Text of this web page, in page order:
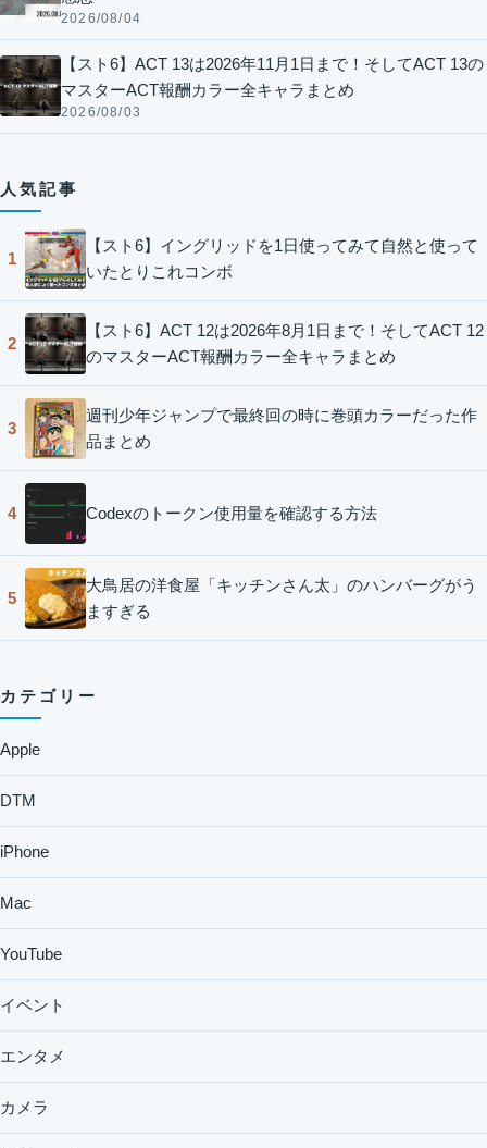
2026/08/04
【スト6】ACT 13は2026年11月1日まで！そしてACT 13の
マスターACT報酬カラー全キャラまとめ
2026/08/03
人気記事
1
【スト6】イングリッドを1日使ってみて自然と使って
いたとりこれコンボ
2
【スト6】ACT 12は2026年8月1日まで！そしてACT 12
のマスターACT報酬カラー全キャラまとめ
3
週刊少年ジャンプで最終回の時に巻頭カラーだった作
品まとめ
4 Codexのトークン使用量を確認する方法
5
大鳥居の洋食屋「キッチンさん太」のハンバーグがう
ますぎる
カテゴリー
Apple
DTM
iPhone
Mac
YouTube
イベント
エンタメ
カメラ